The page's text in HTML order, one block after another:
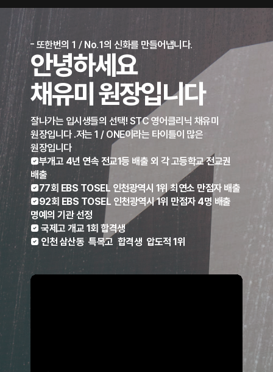
또한번의 1 / No.1의 신화를 만들어냅니다.
안녕하세요
채유미 원장입니다
잘나가는 입시생들의 선택! STC 영어클리닉 채유미
원장입니다 .저는 1 / ONE이라는 타이틀이 많은
원장입니다
부개고 4년 연속 전교1등 배출 외 각 고등학교 전교권
배출
77회 EBS TOSEL 인천광역시 1위 최연소 만점자 배출
92회 EBS TOSEL 인천광역시 1위 만점자 4명 배출
명예의 기관 선정
 국제고 개교 1회 합격생
 인천 삼산동 특목고 합격생 압도적 1위